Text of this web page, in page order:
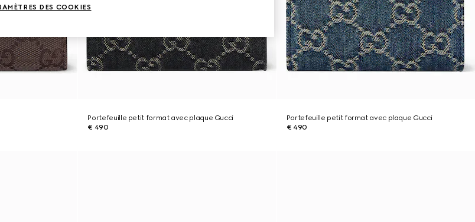
Portefeuille petit format avec plaque Gucci
€ 490
Portefeuille petit format avec plaque Gucci
€ 490
DES COOKIES